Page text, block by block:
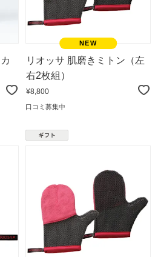
リオッサ 肌磨きミトン（左
右2枚組）
¥8,800
口コミ募集中